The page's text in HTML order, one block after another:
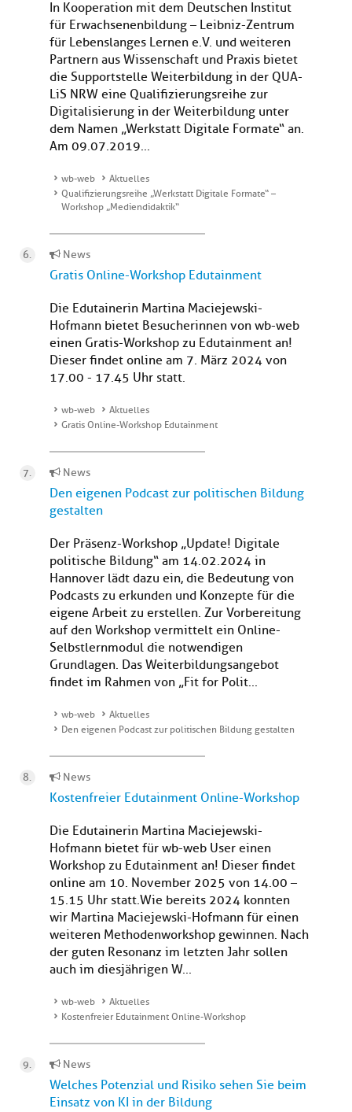
In Kooperation mit dem Deutschen Institut
für Erwachsenenbildung – Leibniz-Zentrum
für Lebenslanges Lernen e.V. und weiteren
Partnern aus Wissenschaft und Praxis bietet
die Supportstelle Weiterbildung in der QUA-
LiS NRW eine Qualifizierungsreihe zur
Digitalisierung in der Weiterbildung unter
dem Namen „Werkstatt Digitale Formate“ an.
Am 09.07.2019...
wb-web
Aktuelles
Qualifizierungsreihe „Werkstatt Digitale Formate“ –
Workshop „Mediendidaktik“
News
Gratis Online-Workshop Edutainment
Die Edutainerin Martina Maciejewski-
Hofmann bietet Besucherinnen von wb-web
einen Gratis-Workshop zu Edutainment an!
Dieser findet online am 7. März 2024 von
17.00 - 17.45 Uhr statt.
wb-web
Aktuelles
Gratis Online-Workshop Edutainment
News
Den eigenen Podcast zur politischen Bildung
gestalten
Der Präsenz-Workshop „Update! Digitale
politische Bildung“ am 14.02.2024 in
Hannover lädt dazu ein, die Bedeutung von
Podcasts zu erkunden und Konzepte für die
eigene Arbeit zu erstellen. Zur Vorbereitung
auf den Workshop vermittelt ein Online-
Selbstlernmodul die notwendigen
Grundlagen. Das Weiterbildungsangebot
findet im Rahmen von „Fit for Polit...
wb-web
Aktuelles
Den eigenen Podcast zur politischen Bildung gestalten
News
Kostenfreier Edutainment Online-Workshop
Die Edutainerin Martina Maciejewski-
Hofmann bietet für wb-web User einen
Workshop zu Edutainment an! Dieser findet
online am 10. November 2025 von 14.00 –
15.15 Uhr statt.Wie bereits 2024 konnten
wir Martina Maciejewski-Hofmann für einen
weiteren Methodenworkshop gewinnen. Nach
der guten Resonanz im letzten Jahr sollen
auch im diesjährigen W...
wb-web
Aktuelles
Kostenfreier Edutainment Online-Workshop
News
Welches Potenzial und Risiko sehen Sie beim
Einsatz von KI in der Bildung